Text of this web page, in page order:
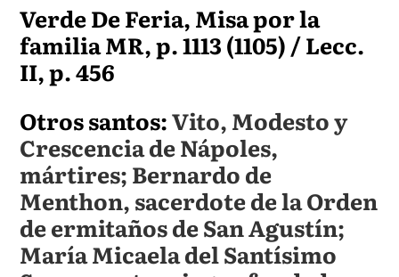
Verde De Feria, Misa por la
familia MR, p. 1113 (1105) / Lecc.
II, p. 456
Otros santos:Vito, Modesto y
Crescencia de Nápoles,
mártires; Bernardo de
Menthon, sacerdote de la Orden
de ermitaños de San Agustín;
María Micaela del Santísimo